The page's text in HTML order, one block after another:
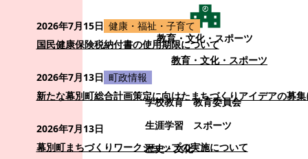
教育・文化・スポーツ
教育・文化・スポーツ
学校教育
教育委員会
生涯学習
スポーツ
歴史・文化
2026年7月15日 健康・福祉・子育て
国民健康保険税納付書の使用期限について
2026年7月13日 町政情報
新たな幕別町総合計画策定に向けたまちづくりアイデアの募
2026年7月13日
幕別町まちづくりワークショップの実施について